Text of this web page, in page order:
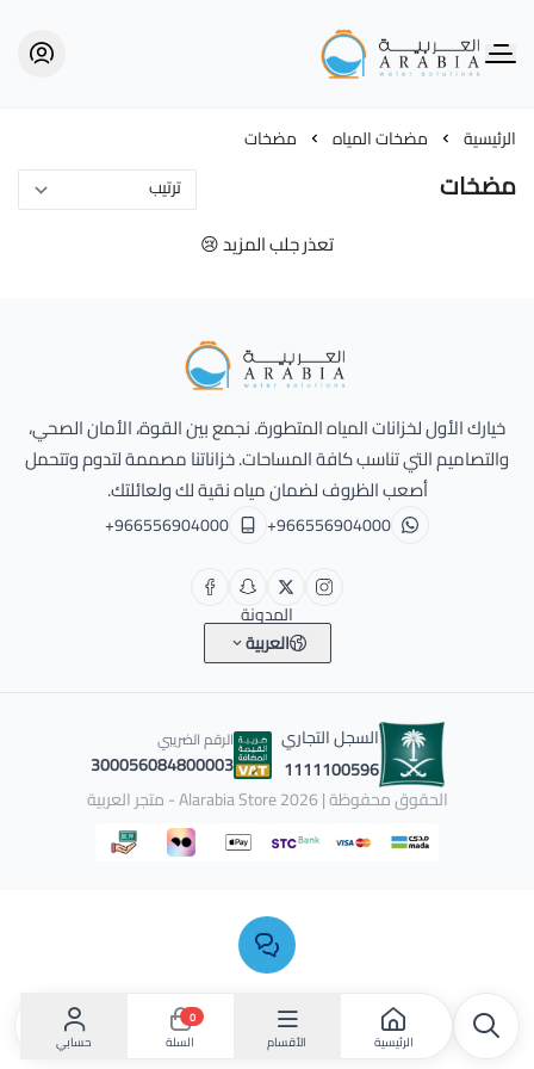
Alarabia Store - متجر العربية
الرئيسية مضخات المياه مضخات
مضخات
تعذر جلب المزيد 😢
الرئيسية الأقسام
0
حسابي
خيارك الأول لخزانات المياه المتطورة. نجمع بين القوة، الأمان الصحي،
والتصاميم التي تناسب كافة المساحات. خزاناتنا مصممة لتدوم وتتحمل
أصعب الظروف لضمان مياه نقية لك ولعائلتك.
+966556904000
+966556904000
المدونة
العربية
السجل التجاري
1111100596
الرقم الضريبي
300056084800003
الحقوق محفوظة | 2026
Alarabia Store - متجر العربية